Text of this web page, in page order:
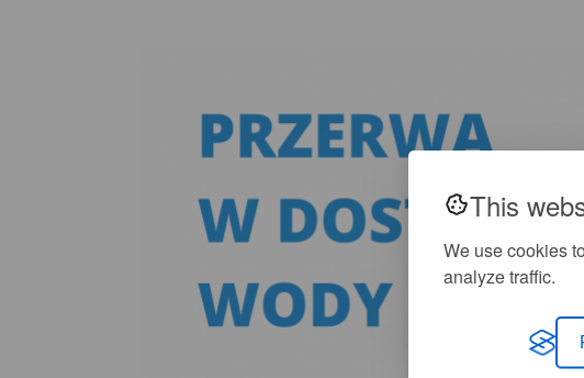
This
We use cookies
analyze traffic.